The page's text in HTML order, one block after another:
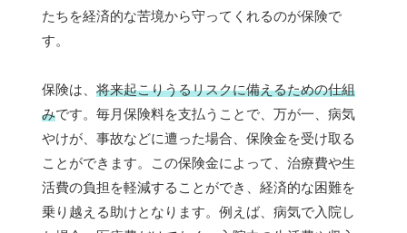
たちを経済的な苦境から守ってくれるのが保険で
す。
保険は、 将来起こりうるリスクに備えるための仕組
みです。毎月保険料を支払うことで、万が一、病気
やけが、事故などに遭った場合、保険金を受け取る
ことができます。この保険金によって、治療費や生
活費の負担を軽減することができ、経済的な困難を
乗り越える助けとなります。例えば、病気で入院し